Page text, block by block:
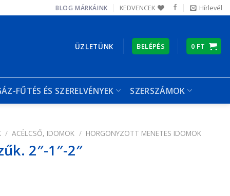
BLOG MÁRKÁINK KEDVENCEK Hírlevél
ÜZLETÜNK BELÉPÉS 0 FT
FŰTÉS ÉS SZERELVÉNYEK SZERSZÁMOK
/ ACÉLCSŐ, IDOMOK / HORGONYZOTT MENETES IDOMOK
2″-1″-2″